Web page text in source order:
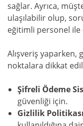
sağlar. Ayrıca,
ulaşılabilir olup,
eğitimli personel ile
Alışveriş yaparken,
noktalara dikkat
Şifreli Ödeme
güvenliği için.
Gizlilik